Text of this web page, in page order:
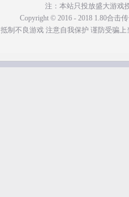
注：本站只投放盛大游戏
Copyright © 2016 - 2018 1.80合击
抵制不良游戏 注意自我保护 谨防受骗